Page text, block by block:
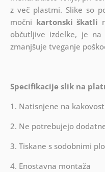
z več plastmi. Slike so
močni kartonski škatli
občutljive izdelke, je
zmanjšuje tveganje
Specifikacije slik na
1. Natisnjene na
2. Ne potrebujejo
3. Tiskane s sodobnimi
4. Enostavna montaža